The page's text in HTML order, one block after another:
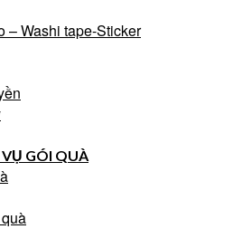
– Washi tape-Sticker
GÓI QUÀ